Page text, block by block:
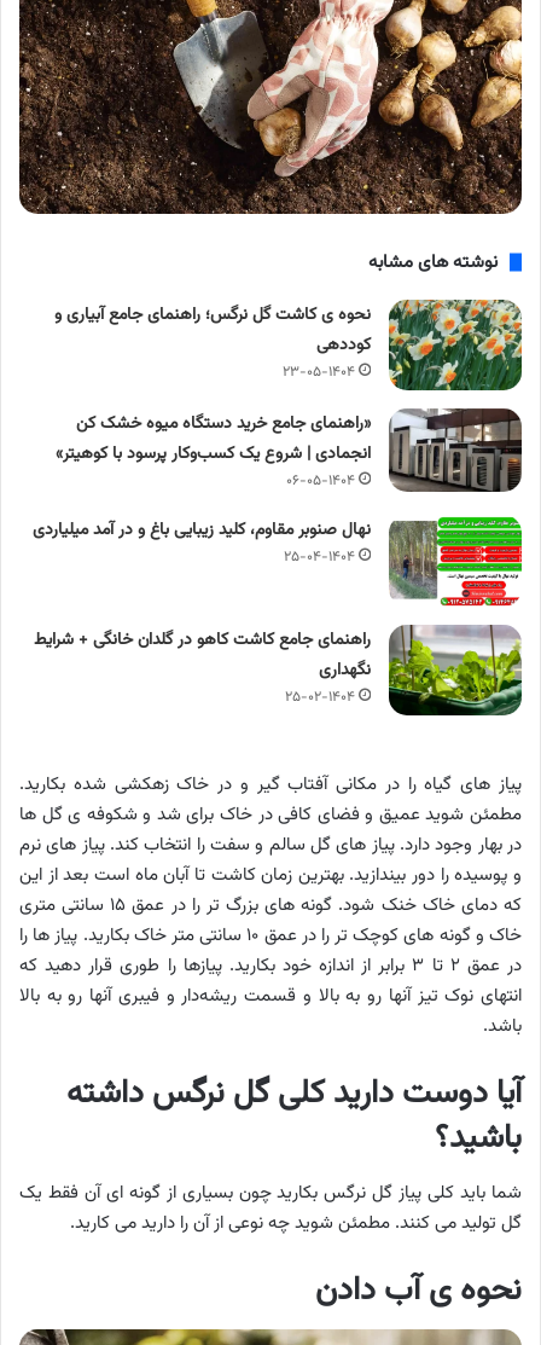
نوشته های مشابه
نحوه ی کاشت گل نرگس؛ راهنمای جامع آبیاری و
کوددهی
۲۳-۰۵-۱۴۰۴
«راهنمای جامع خرید دستگاه میوه خشک کن
انجمادی | شروع یک کسب‌وکار پرسود با کوهیتر»
۰۶-۰۵-۱۴۰۴
نهال صنوبر مقاوم، کلید زیبایی باغ و در آمد میلیاردی
۲۵-۰۴-۱۴۰۴
راهنمای جامع کاشت کاهو در گلدان خانگی + شرایط
نگهداری
۲۵-۰۲-۱۴۰۴
پیاز های گیاه را در مکانی آفتاب گیر و در خاک زهکشی شده بکارید.
مطمئن شوید عمیق و فضای کافی در خاک برای شد و شکوفه ی گل ها
در بهار وجود دارد. پیاز های گل سالم و سفت را انتخاب کند. پیاز های نرم
و پوسیده را دور بیندازید. بهترین زمان کاشت تا آبان ماه است بعد از این
که دمای خاک خنک شود. گونه های بزرگ تر را در عمق ۱۵ سانتی متری
خاک و گونه های کوچک تر را در عمق ۱۰ سانتی متر خاک بکارید. پیاز ها را
در عمق ۲ تا ۳ برابر از اندازه خود بکارید. پیازها را طوری قرار دهید که
انتهای نوک تیز آنها رو به بالا و قسمت ریشه‌دار و فیبری آنها رو به بالا
باشد.
آیا دوست دارید کلی گل نرگس داشته
باشید؟
شما باید کلی پیاز گل نرگس بکارید چون بسیاری از گونه ای آن فقط یک
گل تولید می کنند. مطمئن شوید چه نوعی از آن را دارید می کارید.
نحوه ی آب دادن